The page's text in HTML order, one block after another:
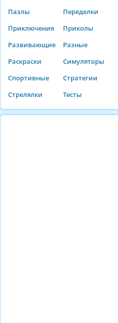
Пазлы
Переделки
Приключения
Приколы
Развивающие
Разные
Раскраски
Симуляторы
Спортивные
Стратегии
Стрелялки
Тесты